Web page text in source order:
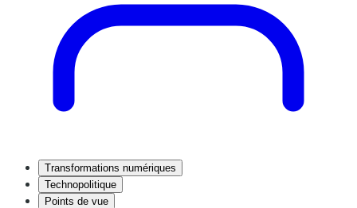
Transformations numériques
Technopolitique
Points de vue